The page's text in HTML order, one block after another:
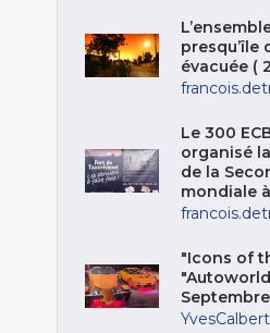
presqu’île
évacuée (
Le 300
organisé
de la
mondiale
"Icons of
Septembre
YvesCalbert